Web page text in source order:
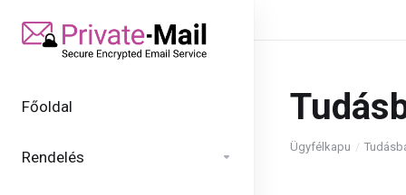
Főoldal
Rendelés
Ügyfélkapu